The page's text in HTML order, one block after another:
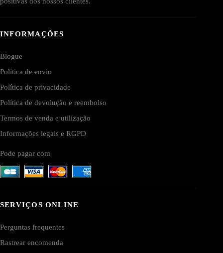
INFORMAÇÕES
Blogue
Política de envio
Política de privacidade
Política de devolução e reembolso
Termos de venda e utilização
Informações legais e RGPD
Pode pagar com
SERVIÇOS ONLINE
Perguntas frequentes
Rastrear encomenda